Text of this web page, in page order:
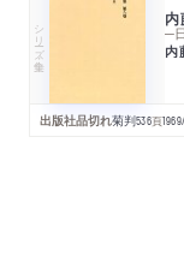
シリーズ・全集
─
内
出版社品切れ菊判536頁